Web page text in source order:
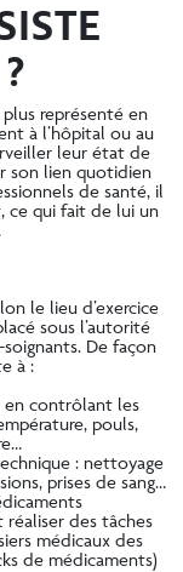
représenté en
à l’hôpital ou au
leur état de
son lien quotidien
de santé, il
ce qui fait de lui un
le lieu d’exercice
sous l’autorité
De façon
à :
en contrôlant les
pouls,
: nettoyage
prises de sang…
réaliser des tâches
médicaux des
de médicaments)